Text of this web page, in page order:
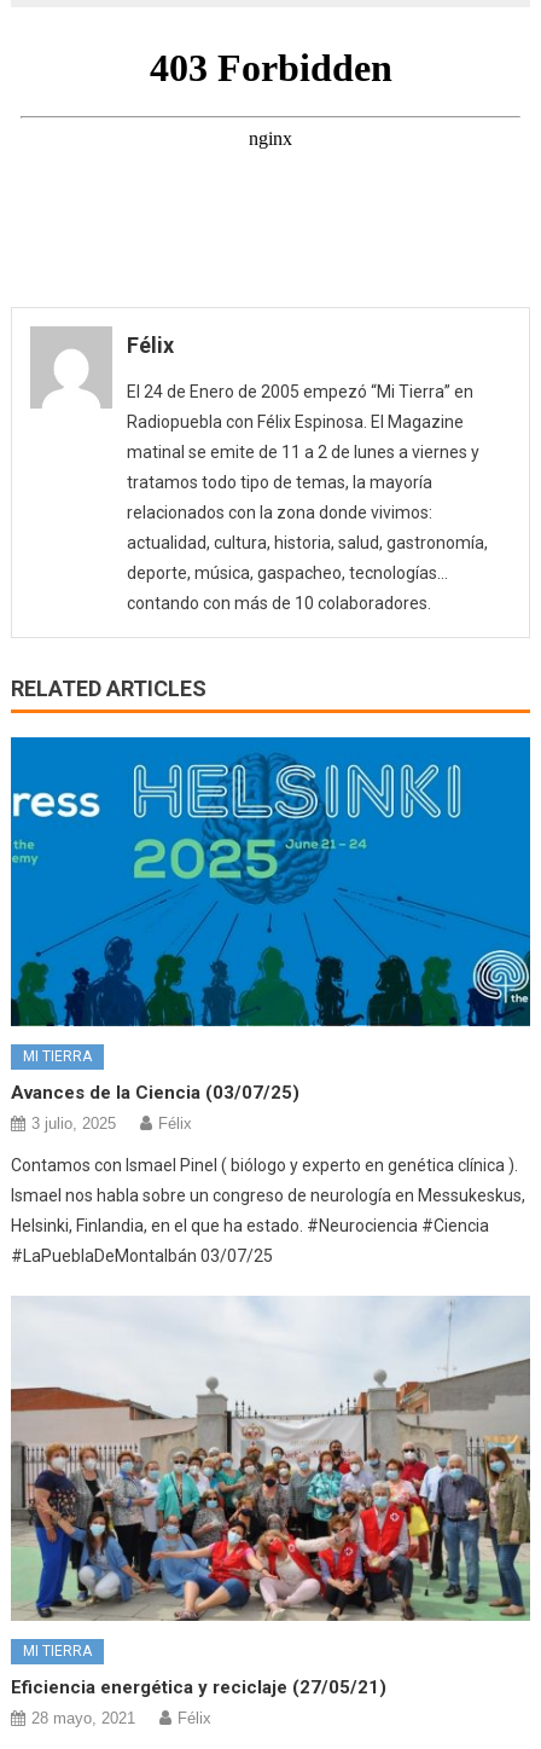
Félix
El 24 de Enero de 2005 empezó “Mi Tierra” en
Radiopuebla con Félix Espinosa. El Magazine
matinal se emite de 11 a 2 de lunes a viernes y
tratamos todo tipo de temas, la mayoría
relacionados con la zona donde vivimos:
actualidad, cultura, historia, salud, gastronomía,
deporte, música, gaspacheo, tecnologías…
contando con más de 10 colaboradores.
RELATED ARTICLES
MI TIERRA
Avances de la Ciencia (03/07/25)
3 julio, 2025 Félix
Contamos con Ismael Pinel ( biólogo y experto en genética clínica ).
Ismael nos habla sobre un congreso de neurología en Messukeskus,
Helsinki, Finlandia, en el que ha estado. #Neurociencia #Ciencia
#LaPueblaDeMontalbán 03/07/25
MI TIERRA
Eficiencia energética y reciclaje (27/05/21)
28 mayo, 2021 Félix